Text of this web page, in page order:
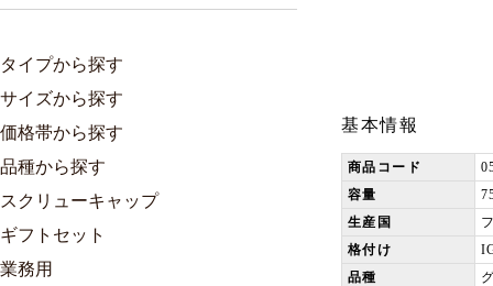
基本情報
商品コード
容量
生産国
格付け
品種
タイプから探す
サイズから探す
価格帯から探す
品種から探す
スクリューキャップ
ギフトセット
業務用